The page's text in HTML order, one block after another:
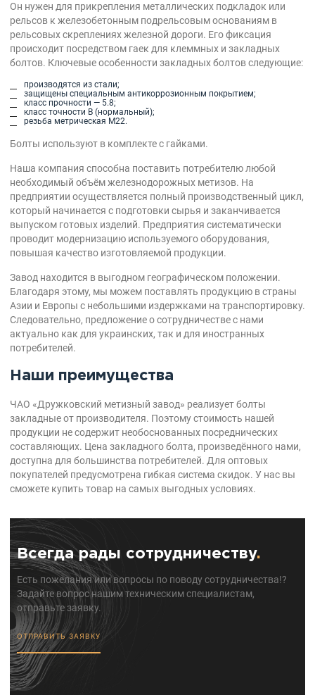
Он нужен для прикрепления металлических подкладок или
рельсов к железобетонным подрельсовым основаниям в
рельсовых скреплениях железной дороги. Его фиксация
происходит посредством гаек для клеммных и закладных
болтов. Ключевые особенности закладных болтов следующие:
производятся из стали;
защищены специальным антикоррозионным покрытием;
класс прочности — 5.8;
класс точности B (нормальный);
резьба метрическая М22.
Болты используют в комплекте с гайками.
Наша компания способна поставить потребителю любой
необходимый объём железнодорожных метизов. На
предприятии осуществляется полный производственный цикл,
который начинается с подготовки сырья и заканчивается
выпуском готовых изделий. Предприятия систематически
проводит модернизацию используемого оборудования,
повышая качество изготовляемой продукции.
Завод находится в выгодном географическом положении.
Благодаря этому, мы можем поставлять продукцию в страны
Азии и Европы с небольшими издержками на транспортировку.
Следовательно, предложение о сотрудничестве с нами
актуально как для украинских, так и для иностранных
потребителей.
Наши преимущества
ЧАО «Дружковский метизный завод» реализует болты
закладные от производителя. Поэтому стоимость нашей
продукции не содержит необоснованных посреднических
составляющих. Цена закладного болта, произведённого нами,
доступна для большинства потребителей. Для оптовых
покупателей предусмотрена гибкая система скидок. У нас вы
сможете купить товар на самых выгодных условиях.
Всегда рады сотрудничеству.
Есть пожелания или вопросы по поводу сотрудничества!?
Задайте вопрос нашим техническим специалистам,
отправьте заявку.
ОТПРАВИТЬ ЗАЯВКУ